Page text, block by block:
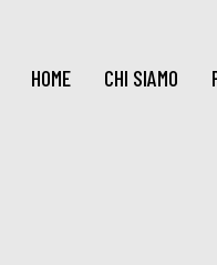
HOME CHI SIAMO